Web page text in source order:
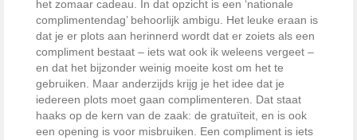
het zomaar cadeau. In dat opzicht is een ‘nationale
complimentendag’ behoorlijk ambigu. Het leuke eraan is
dat je er plots aan herinnerd wordt dat er zoiets als een
compliment bestaat – iets wat ook ik weleens vergeet –
en dat het bijzonder weinig moeite kost om het te
gebruiken. Maar anderzijds krijg je het idee dat je
iedereen plots moet gaan complimenteren. Dat staat
haaks op de kern van de zaak: de gratuïteit, en is ook
een opening is voor misbruiken. Een compliment is iets